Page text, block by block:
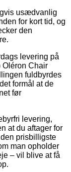
usædvanlig
for kort tid, og
den
levering på
Oléron Chair
fuldbyrdes
formål at de
før
levering,
at du aftager for
prisbilligste
man opholder
– vil blive at få